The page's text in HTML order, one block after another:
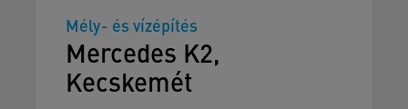
Mély- és vízépítés
Mercedes K2,
Kecskemét